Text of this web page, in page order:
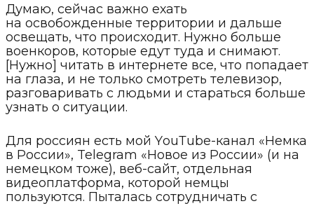
Думаю, сейчас важно ехать
на освобожденные территории и дальше
освещать, что происходит. Нужно больше
военкоров, которые едут туда и снимают.
[Нужно] читать в интернете все, что попадает
на глаза, и не только смотреть телевизор,
разговаривать с людьми и стараться больше
узнать о ситуации.
Для россиян есть мой YоuТubе-канал «Немка
в России», Telegram «Новое из России» (и на
немецком тоже), веб-сайт, отдельная
видеоплатформа, которой немцы
пользуются. Пыталась сотрудничать с